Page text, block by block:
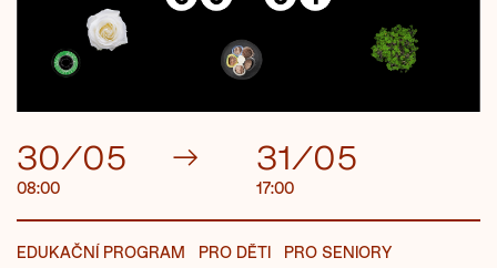
30/05
08:00
→ 31/05
17:00
EDUKAČNÍ PROGRAM PRO DĚTI
PRO SENIORY